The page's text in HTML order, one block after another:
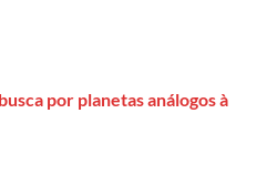
por planetas análogos à